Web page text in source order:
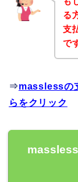
る
支
で
⇒masslessの
らをクリック